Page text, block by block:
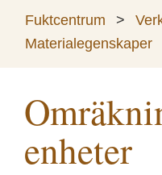
Fuktcentrum >
Materialegenskaper
enheter